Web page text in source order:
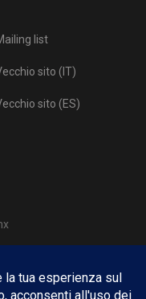
list
sito (IT)
sito (ES)